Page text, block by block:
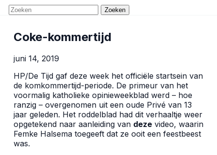
Zoeken
Coke-kommertijd
juni 14, 2019
HP/De Tijd gaf deze week het officiële startsein van
de komkommertijd-periode. De primeur van het
voormalig katholieke opinieweekblad werd – hoe
ranzig – overgenomen uit een oude Privé van 13
jaar geleden. Het roddelblad had dit verhaaltje weer
opgetekend naar aanleiding van dezevideo, waarin
Femke Halsema toegeeft dat ze ooit een feestbeest
was.